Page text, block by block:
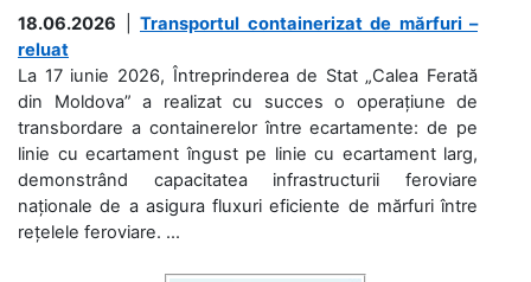
18.06.2026
Transportul containerizat de mărfuri –
reluat
La 17 iunie 2026, Întreprinderea de Stat „Calea Ferată
din Moldova” a realizat cu succes o operațiune de
transbordare a containerelor între ecartamente: de pe
linie cu ecartament îngust pe linie cu ecartament larg,
demonstrând capacitatea infrastructurii feroviare
naționale de a asigura fluxuri eficiente de mărfuri între
rețelele feroviare. ...